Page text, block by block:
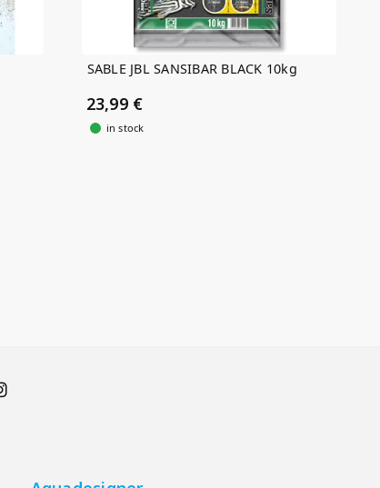
SABLE JBL SANSIBAR BLACK 10kg
23,99 €
in stock